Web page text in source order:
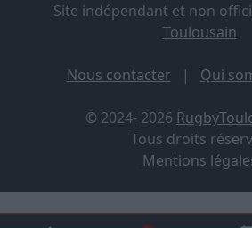
Site indépendant et non
Toulousain
Nous contacter | Qui
© 2024- 2026
Tous droits
Mentions